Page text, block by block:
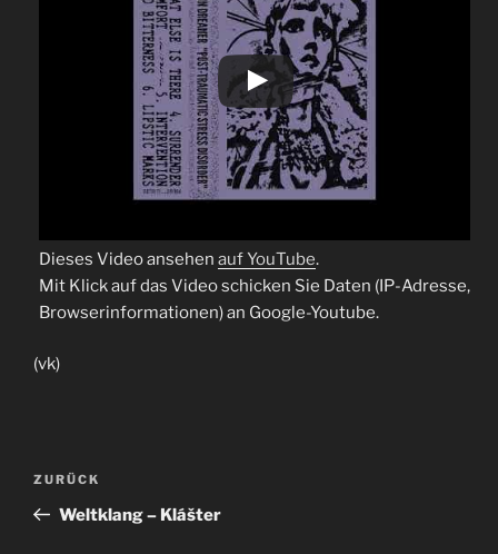
Dieses Video ansehen auf YouTube.
Mit Klick auf das Video schicken Sie Daten (IP-Adresse,
Browserinformationen) an Google-Youtube.
(vk)
Beitragsnavigation
Vorheriger
Beitrag
ZURÜCK
Weltklang – Klášter